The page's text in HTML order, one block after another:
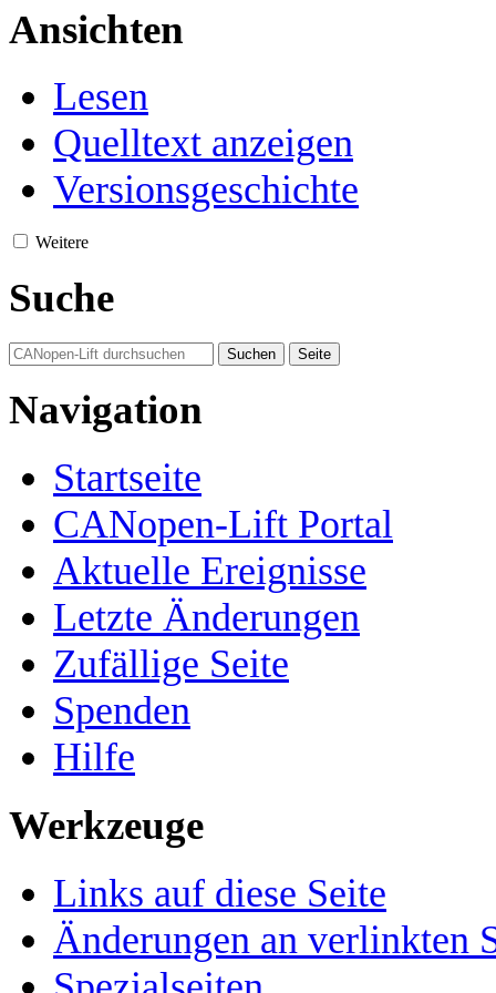
Ansichten
Lesen
Quelltext anzeigen
Versionsgeschichte
Weitere
Suche
Navigation
Startseite
CANopen-Lift Portal
Aktuelle Ereignisse
Letzte Änderungen
Zufällige Seite
Spenden
Hilfe
Werkzeuge
Links auf diese Seite
Änderungen an verlinkten